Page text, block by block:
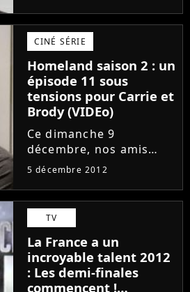
série va bientôt
bénéficier d'un épisode
très spécial aux USA. En
effet, d'après
TVGuide,...
CINÉ SÉRIE
Homeland saison 2 : un
épisode 11 sous
tensions pour Carrie et
Brody (VIDEo)
Ce dimanche 9
décembre, nos amis
américains ont rendez-
de la saison 2 de
Homeland. Après un
épisode 10 qui a vu un
beau retournement de
situation, la série multi-
récompensée...
5 décembre 2012
TV
La France a un
incroyable talent 2012
: Les demi-finales
commencent !